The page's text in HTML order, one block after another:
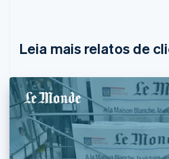
Leia mais relatos de
Bulgária
EnglishFrançais
China continental
简体中文English
Chipre
English
Croácia
English Italiano